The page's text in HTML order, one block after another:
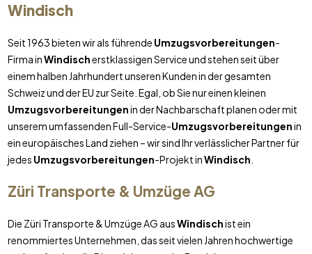
Windisch
Seit 1963 bieten wir als führende Umzugsvorbereitungen-
Firma inWindischerstklassigen Service und stehen seit über
einem halben Jahrhundert unseren Kunden in der gesamten
Schweiz und der EU zur Seite. Egal, ob Sie nur einen kleinen
Umzugsvorbereitungenin der Nachbarschaft planen oder mit
unserem umfassenden Full-Service-Umzugsvorbereitungenin
ein europäisches Land ziehen – wir sind Ihr verlässlicher Partner für
jedes Umzugsvorbereitungen-Projekt inWindisch
Züri Transporte & Umzüge AG
Die Züri Transporte & Umzüge AG ausWindischist ein
renommiertes Unternehmen, das seit vielen Jahren hochwertige